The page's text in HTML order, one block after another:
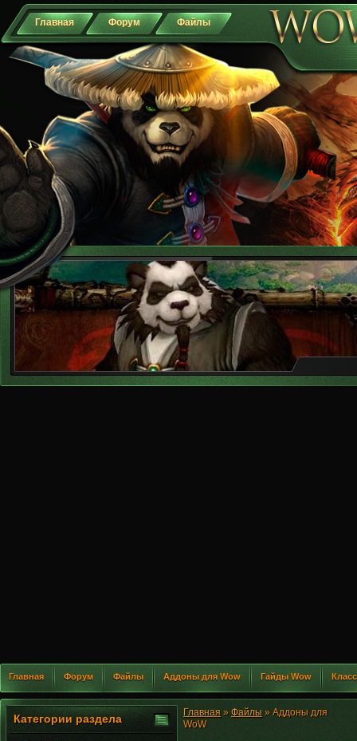
Главная Форум Файлы
Главная Форум Файлы Аддоны для Wow Гайды Wow
Категории раздела Главная » Файлы » Аддоны для
WoW